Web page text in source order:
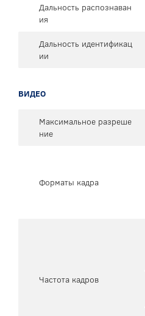
Дальность распознаван
ия
Дальность идентификац
ии
ВИДЕО
Максимальное разреше
ние
Форматы кадра
Частота кадров